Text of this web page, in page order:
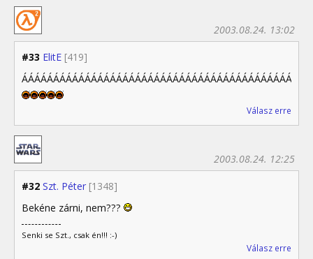
#33 ElitE [419]
2003.08.24. 13:02
Válasz erre
#32 Szt. Péter [1348]
2003.08.24. 12:25
Bekéne zárni, nem???
Senki se Szt., csak én!!! :-)
Válasz erre